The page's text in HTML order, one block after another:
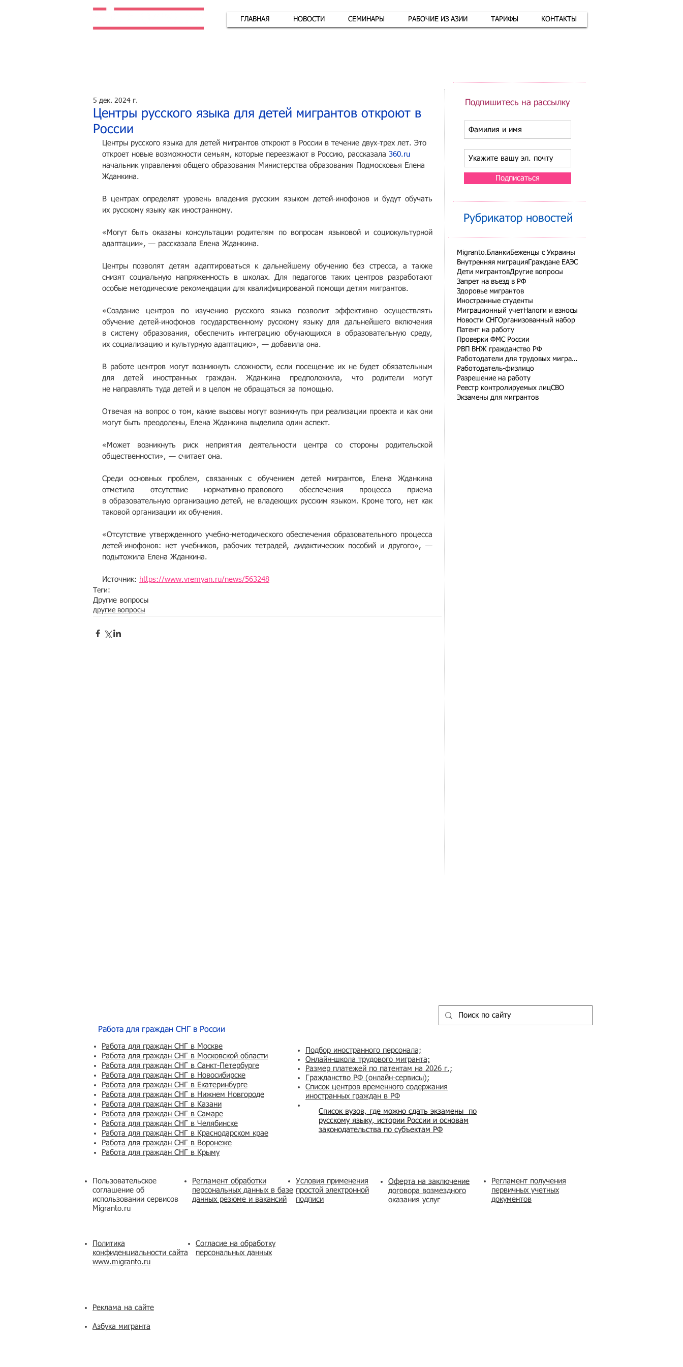
ГЛАВНАЯ НОВОСТИ СЕМИНАРЫ РАБОЧИЕ ИЗ АЗИИ ТАРИФЫ КОНТАКТЫ
Центры русского языка для детей мигрантов откроют в
России
5 дек. 2024 г.
Центры русского языка для детей мигрантов откроют в России в течение двух-трех лет. Это
откроет новые возможности семьям, которые переезжают в Россию, рассказала 360.ru
начальник управления общего образования Министерства образования Подмосковья Елена
Жданкина.
В центрах определят уровень владения русским языком детей-инофонов и будут обучать
их русскому языку как иностранному.
«Могут быть оказаны консультации родителям по вопросам языковой и социокультурной
адаптации», — рассказала Елена Жданкина.
Центры позволят детям адаптироваться к дальнейшему обучению без стресса, а также
снизят социальную напряженность в школах. Для педагогов таких центров разработают
особые методические рекомендации для квалифицированой помощи детям мигрантов.
«Создание центров по изучению русского языка позволит эффективно осуществлять
обучение детей-инофонов государственному русскому языку для дальнейшего включения
в систему образования, обеспечить интеграцию обучающихся в образовательную среду,
их социализацию и культурную адаптацию», — добавила она.
В работе центров могут возникнуть сложности, если посещение их не будет обязательным
для детей иностранных граждан. Жданкина предположила, что родители могут
не направлять туда детей и в целом не обращаться за помощью.
Отвечая на вопрос о том, какие вызовы могут возникнуть при реализации проекта и как они
могут быть преодолены, Елена Жданкина выделила один аспект.
«Может возникнуть риск неприятия деятельности центра со стороны родительской
общественности», — считает она.
Среди основных проблем, связанных с обучением детей мигрантов, Елена Жданкина
отметила отсутствие нормативно-правового обеспечения процесса приема
в образовательную организацию детей, не владеющих русским языком. Кроме того, нет как
таковой организации их обучения.
«Отсутствие утвержденного учебно-методического обеспечения образовательного процесса
детей-инофонов: нет учебников, рабочих тетрадей, дидактических пособий и другого», —
подытожила Елена Жданкина.
Источник: https://www.vremyan.ru/news/563248
Теги:
Другие вопросы
другие вопросы
Подпишитесь на рассылку
Подписаться
Рубрикатор новостей
Migranto.Бланки Беженцы с Украины
Внутренняя миграция Граждане ЕАЭС
Дети мигрантовДругие вопросы
Запрет на въезд в РФ
Здоровье мигрантов
Иностранные студенты
Миграционный учетНалоги и взносы
Новости СНГ Организованный набор
Патент на работу
Проверки ФМС России
РВП ВНЖ гражданство РФ
Работодатели для трудовых мигрантов
Работодатель-физлицо
Разрешение на работу
Реестр контролируемых лицСВО
Экзамены для мигрантов
Работа для граждан СНГ в России
Работа для граждан СНГ в Москве
Работа для граждан СНГ в Московской области
Работа для граждан СНГ в Санкт-Петербурге
Работа для граждан СНГ в Новосибирске
Работа для граждан СНГ в Екатеринбурге
Работа для граждан СНГ в Нижнем Новгороде
Работа для граждан СНГ в Казани
Работа для граждан СНГ в Самаре
Работа для граждан СНГ в Челябинске
Работа для граждан СНГ в Краснодарском крае
Работа для граждан СНГ в Воронеже
Работа для граждан СНГ в Крыму
Пользовательское
соглашение об
использовании сервисов
Migranto.ru
Регламент обработки
персональных данных в базе
данных резюме и вакансий
Политика
конфиденциальности сайта
www.migranto.ru
Согласие на обработку
персональных данных
Реклама на сайте
Азбука мигранта
Список вузов, где можно сдать экзамены по
русскому языку, истории России и основам
законодательства по субъектам РФ
Подбор иностранного персонала;
Онлайн-школа трудового мигранта;
Размер платежей по патентам на 2026 г.;
Гражданство РФ (онлайн-сервисы);
Список центров временного содержания
иностранных граждан в РФ
Условия применения
простой электронной
подписи
​Оферта на заключение
договора возмездного
оказания услуг
Регламент получения
первичных учетных
документов